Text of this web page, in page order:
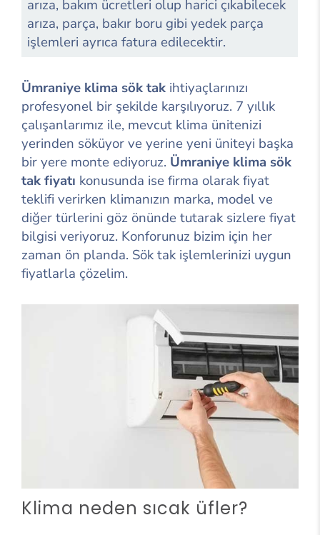
arıza, bakım ücretleri olup harici çıkabilecek
arıza, parça, bakır boru gibi yedek parça
işlemleri ayrıca fatura edilecektir.
Ümraniye klima sök tak ihtiyaçlarınızı
profesyonel bir şekilde karşılıyoruz. 7 yıllık
çalışanlarımız ile, mevcut klima ünitenizi
yerinden söküyor ve yerine yeni üniteyi başka
bir yere monte ediyoruz. Ümraniye klima sök
tak fiyatı konusunda ise firma olarak fiyat
teklifi verirken klimanızın marka, model ve
diğer türlerini göz önünde tutarak sizlere fiyat
bilgisi veriyoruz. Konforunuz bizim için her
zaman ön planda. Sök tak işlemlerinizi uygun
fiyatlarla çözelim.
Klima neden sıcak üfler?